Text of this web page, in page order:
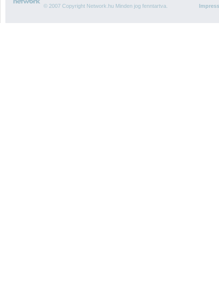
© 2007 Copyright Network.hu Minden jog fenntartva.